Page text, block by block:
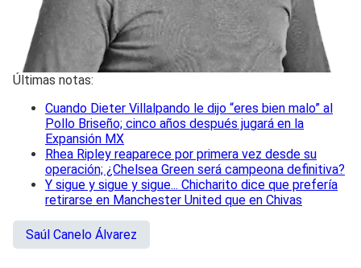
Últimas notas:
Cuando Dieter Villalpando le dijo “eres bien malo” al
Pollo Briseño; cinco años después jugará en la
Expansión MX
Rhea Ripley reaparece por primera vez desde su
operación; ¿Chelsea Green será campeona definitiva?
Y sigue y sigue y sigue... Chicharito dice que prefería
retirarse en Manchester United que en Chivas
Saúl Canelo Álvarez